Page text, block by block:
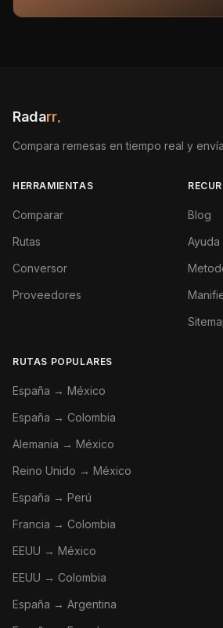
Radarr.
Compara remesas en tiempo real y
HERRAMIENTAS
Comparar
Rutas
Conversor
Proveedores
Blog
Ayuda
RUTAS POPULARES
España → México
España → Colombia
Alemania → México
Reino Unido → México
España → Perú
Francia → Colombia
EEUU → México
EEUU → Colombia
España → Argentina